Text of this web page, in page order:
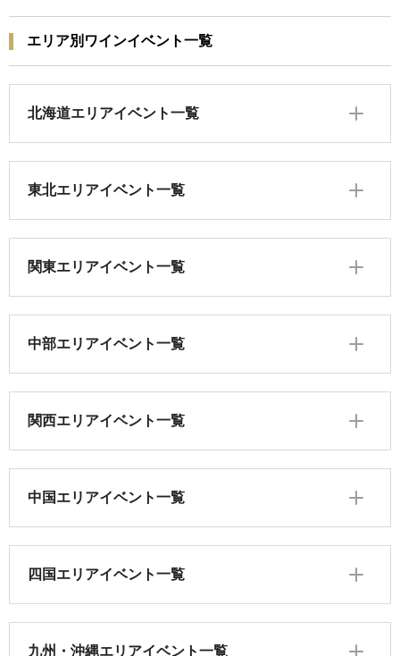
エリア別ワインイベント一覧
北海道エリアイベント一覧
東北エリアイベント一覧
関東エリアイベント一覧
中部エリアイベント一覧
関西エリアイベント一覧
中国エリアイベント一覧
四国エリアイベント一覧
九州・沖縄エリアイベント一覧